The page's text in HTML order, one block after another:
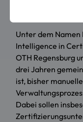
einen Vorteil für
Unter dem
Intelligence in
OTH Regensburg
drei Jahren
ist, bisher
Dabei sollen